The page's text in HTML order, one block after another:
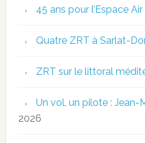
45 ans pour l’Espace
Quatre ZRT à Sarlat-
ZRT sur le littoral
Un vol, un pilote : Jean-
2026